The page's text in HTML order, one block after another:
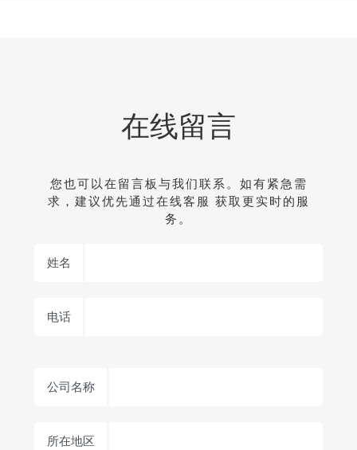
在线留言
您也可以在留言板与我们联系。如有紧急需
求，建议优先通过在线客服 获取更实时的服
务。
姓名
电话
公司名称
所在地区